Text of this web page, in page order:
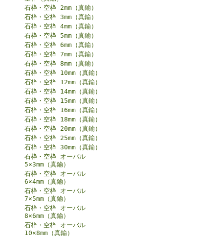
石枠・空枠 2mm（真鍮）
石枠・空枠 3mm（真鍮）
石枠・空枠 4mm（真鍮）
石枠・空枠 5mm（真鍮）
石枠・空枠 6mm（真鍮）
石枠・空枠 7mm（真鍮）
石枠・空枠 8mm（真鍮）
石枠・空枠 10mm（真鍮）
石枠・空枠 12mm（真鍮）
石枠・空枠 14mm（真鍮）
石枠・空枠 15mm（真鍮）
石枠・空枠 16mm（真鍮）
石枠・空枠 18mm（真鍮）
石枠・空枠 20mm（真鍮）
石枠・空枠 25mm（真鍮）
石枠・空枠 30mm（真鍮）
石枠・空枠 オーバル
5×3mm（真鍮）
石枠・空枠 オーバル
6×4mm（真鍮）
石枠・空枠 オーバル
7×5mm（真鍮）
石枠・空枠 オーバル
8×6mm（真鍮）
石枠・空枠 オーバル
10×8mm（真鍮）